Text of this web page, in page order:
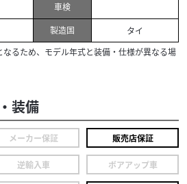
車検
製造国
タイ
るため、モデル年式と装備・仕様が異なる場
装備
メーカー保証 販売店保証
逆輸入車 ボアアップ車